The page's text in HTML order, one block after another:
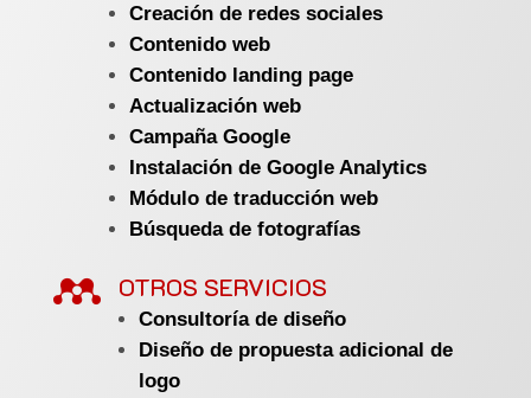
Creación de redes sociales
Contenido web
Contenido landing page
Actualización web
Campaña Google
Instalación de Google Analytics
Módulo de traducción web
Búsqueda de fotografías
 OTROS SERVICIOS
Consultoría de diseño
Diseño de propuesta adicional de
logo